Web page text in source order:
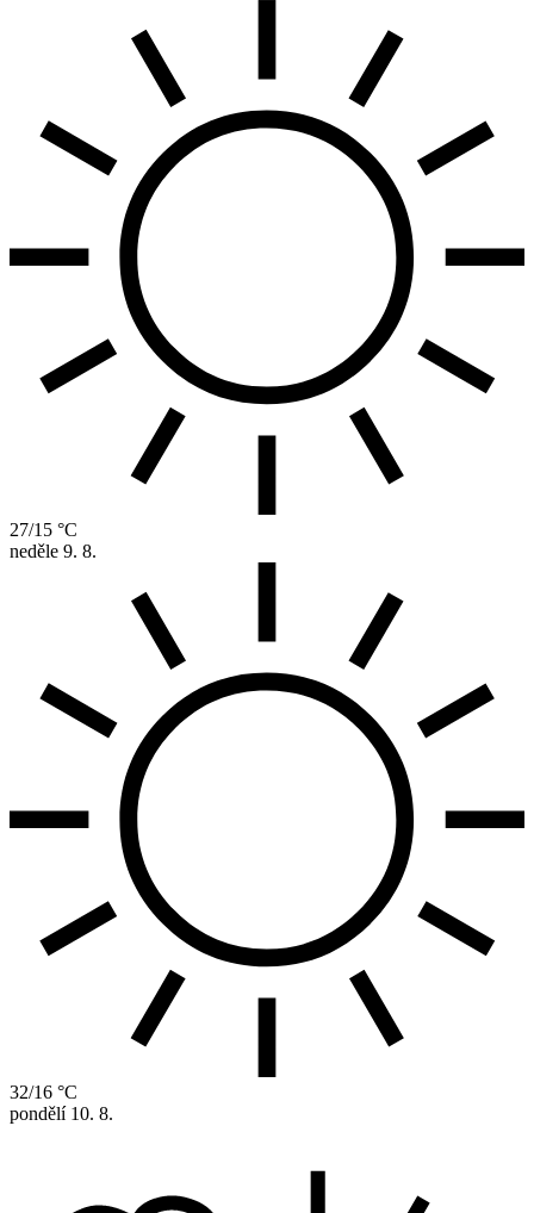
27/15 °C
neděle 9. 8.
32/16 °C
pondělí 10. 8.